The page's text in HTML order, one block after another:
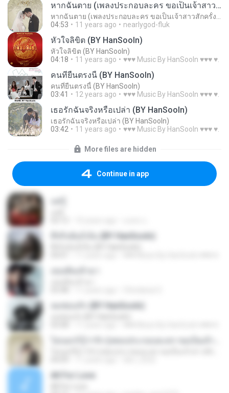
หากฉันตาย (เพลงประกอบละคร ขอเป็นเจ้าสาวสักครั้งให้ชื่นใจ)
04:53
11 years ago nearlygod-fluk
หัวใจลิขิต (BY HanSooIn)
หัวใจลิขิต (BY HanSooIn)
04:18
11 years ago ♥♥♥ Music By HanSooIn ♥♥♥ ♥.
คนที่ยืนตรงนี้ (BY HanSooIn)
คนที่ยืนตรงนี้ (BY HanSooIn)
03:41
12 years ago ♥♥♥ Music By HanSooIn ♥♥♥ ♥.
เธอรักฉันจริงหรือเปล่า (BY HanSooIn)
เธอรักฉันจริงหรือเปล่า (BY HanSooIn)
03:42
11 years ago ♥♥♥ Music By HanSooIn ♥♥♥ ♥.
More files are hidden
Continue in app
ที่จริงฉันก็เจ็บ (BY HanSooIn)
ลมซ่อนรัก (BY HanSooIn)
All For Love